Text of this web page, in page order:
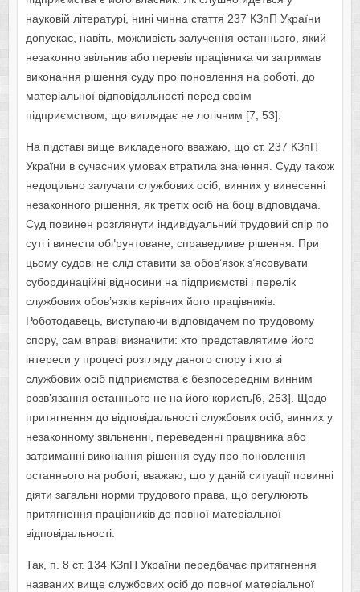
науковій літературі, нині чинна стаття 237 КЗпП України
допускає, навіть, можливість залучення останнього, який
незаконно звільнив або перевів працівника чи затримав
виконання рішення суду про поновлення на роботі, до
матеріальної відповідальності перед своїм
підприємством, що виглядає не логічним [7, 53].
На підставі вище викладеного вважаю, що ст. 237 КЗпП
України в сучасних умовах втратила значення. Суду також
недоцільно залучати службових осіб, винних у винесенні
незаконного рішення, як третіх осіб на боці відповідача.
Суд повинен розглянути індивідуальний трудовий спір по
суті і винести обґрунтоване, справедливе рішення. При
цьому судові не слід ставити за обов’язок з’ясовувати
субординаційні відносини на підприємстві і перелік
службових обов’язків керівних його працівників.
Роботодавець, виступаючи відповідачем по трудовому
спору, сам вправі визначити: хто представлятиме його
інтереси у процесі розгляду даного спору і хто зі
службових осіб підприємства є безпосереднім винним
розв’язання останнього не на його користь[6, 253]. Щодо
притягнення до відповідальності службових осіб, винних у
незаконному звільненні, переведенні працівника або
затриманні виконання рішення суду про поновлення
останнього на роботі, вважаю, що у даній ситуації повинні
діяти загальні норми трудового права, що регулюють
притягнення працівників до повної матеріальної
відповідальності.
Так, п. 8 ст. 134 КЗпП України передбачає притягнення
названих вище службових осіб до повної матеріальної